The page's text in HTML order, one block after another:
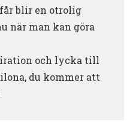
blir en otrolig
när man kan göra
och lycka till
du kommer att